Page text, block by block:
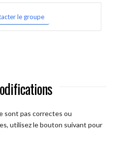
le groupe
sont pas correctes ou
utilisez le bouton suivant pour